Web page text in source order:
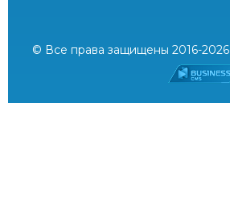
© Все права защищены 2016-2026